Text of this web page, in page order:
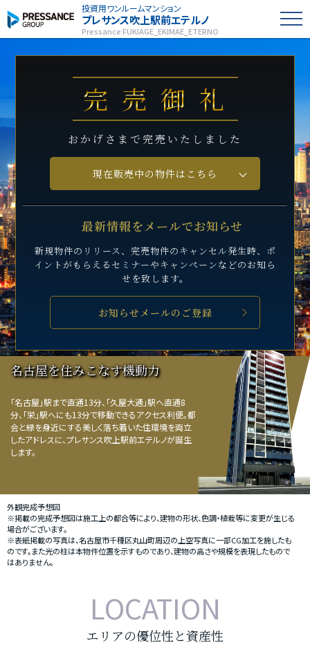
投資用ワンルームマンション
プレサンス吹上駅前エテルノ
Pressance FUKIAGE_EKIMAE_ETERNO
完売御礼
おかげさまで完売いたしました
最新情報をメールでお知らせ
新規物件のリリース、完売物件のキャンセル発生時、 ポ
イントがもらえるセミナーやキャンペーンなどのお知ら
せを致します。
お知らせメールのご登録
現在販売中の物件はこちら
名古屋を住みこなす機動力
「名古屋」駅まで直通13分、「久屋大通」駅へ直通8
分、「栄」駅へにも13分で移動できるアクセス利便。都
会と緑を身近にする美しく落ち着いた住環境を両立
したアドレスに、プレサンス吹上駅前エテルノが誕生
します。
外観完成予想図
※掲載の完成予想図は施工上の都合等により、建物の形状、色調・植栽等に変更が生じる
場合がございます。
※表紙掲載の写真は、名古屋市千種区丸山町周辺の上空写真に一部CG加工を施したも
のです。また光の柱は本物件位置を示すものであり、建物の高さや規模を表現したもので
はありません。
LOCATION
エリアの優位性と資産性